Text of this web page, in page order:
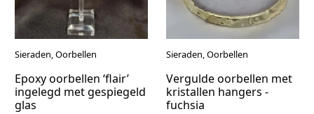
Sieraden, Oorbellen
Epoxy oorbellen ‘flair’
ingelegd met gespiegeld
glas
Sieraden, Oorbellen
Vergulde oorbellen met
kristallen hangers -
fuchsia